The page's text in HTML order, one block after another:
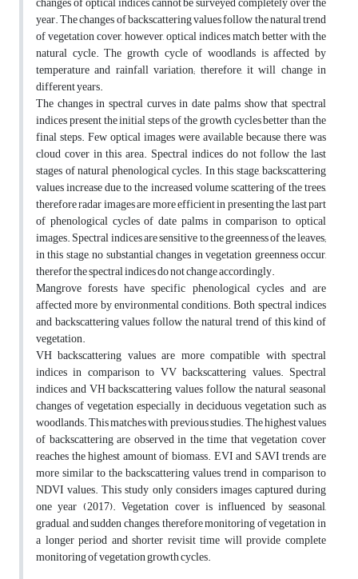
year. The changes of backscattering values follow the natural trend
of vegetation cover, however, optical indices match better with the
natural cycle. The growth cycle of woodlands is affected by
temperature and rainfall variation; therefore, it will change in
different years.
The changes in spectral curves in date palms show that spectral
indices present the initial steps of the growth cycles better than the
final steps. Few optical images were available because there was
cloud cover in this area. Spectral indices do not follow the last
stages of natural phenological cycles. In this stage, backscattering
values increase due to the increased volume scattering of the trees,
therefore radar images are more efficient in presenting the last part
of phenological cycles of date palms in comparison to optical
images. Spectral indices are sensitive to the greenness of the leaves;
in this stage, no substantial changes in vegetation greenness occur,
therefor the spectral indices do not change accordingly.
Mangrove forests have specific phenological cycles and are
affected more by environmental conditions. Both spectral indices
and backscattering values follow the natural trend of this kind of
vegetation.
VH backscattering values are more compatible with spectral
indices in comparison to VV backscattering values. Spectral
indices and VH backscattering values follow the natural seasonal
changes of vegetation especially in deciduous vegetation such as
woodlands. This matches with previous studies. The highest values
of backscattering are observed in the time that vegetation cover
reaches the highest amount of biomass. EVI and SAVI trends are
more similar to the backscattering values trend in comparison to
NDVI values. This study only considers images captured during
one year (2017). Vegetation cover is influenced by seasonal,
gradual, and sudden changes, therefore monitoring of vegetation in
a longer period and shorter revisit time will provide complete
monitoring of vegetation growth cycles.